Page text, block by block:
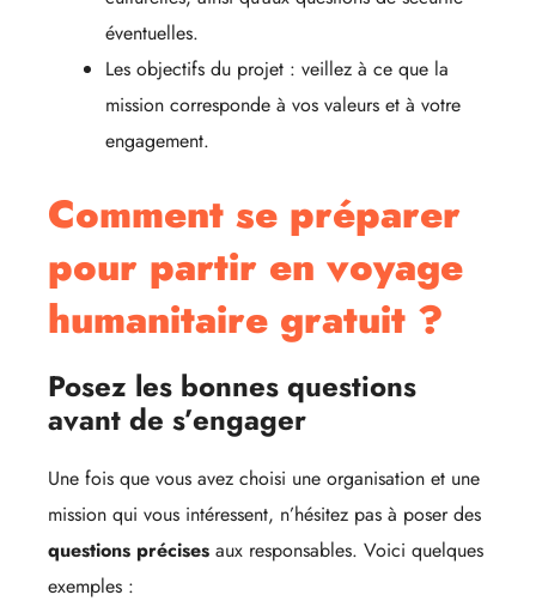
éventuelles.
Les objectifs du projet : veillez à ce que la
mission corresponde à vos valeurs et à votre
engagement.
Comment se préparer
pour partir en voyage
humanitaire gratuit ?
Posez les bonnes questions
avant de s’engager
Une fois que vous avez choisi une organisation et une
mission qui vous intéressent, n’hésitez pas à poser des
questions précises aux responsables. Voici quelques
exemples :